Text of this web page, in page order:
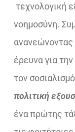
τεχνολογική
νοημοσύνη.
ανανεώνοντας
έρευνα για την
τον
πολιτική
ένα πρώτης